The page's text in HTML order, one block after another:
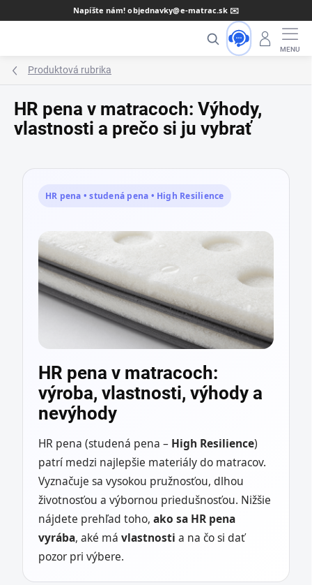
Napíšte nám! objednavky@e-matrac.sk ✉️
na
Hľadať
Produktová rubrika
HR pena v matracoch: Výhody,
vlastnosti a prečo si ju vybrať
HR pena • studená pena • High Resilience
HR pena v matracoch:
výroba, vlastnosti, výhody a
nevýhody
HR pena (studená pena – High Resilience)
patrí medzi najlepšie materiály do matracov.
Vyznačuje sa vysokou pružnosťou, dlhou
životnosťou a výbornou priedušnosťou. Nižšie
nájdete prehľad toho, ako sa HR pena
vyrába, aké má vlastnosti a na čo si dať
pozor pri výbere.